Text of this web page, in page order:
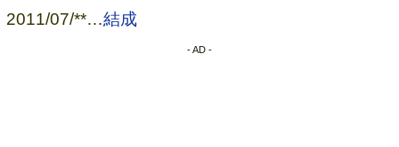
2011/07/**…結成
- AD -